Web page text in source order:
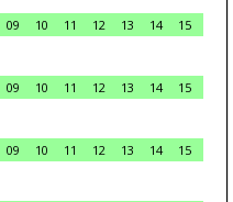
09 10 11 12 13 14
15
09 10 11 12 13 14
15
09 10 11 12 13 14
15